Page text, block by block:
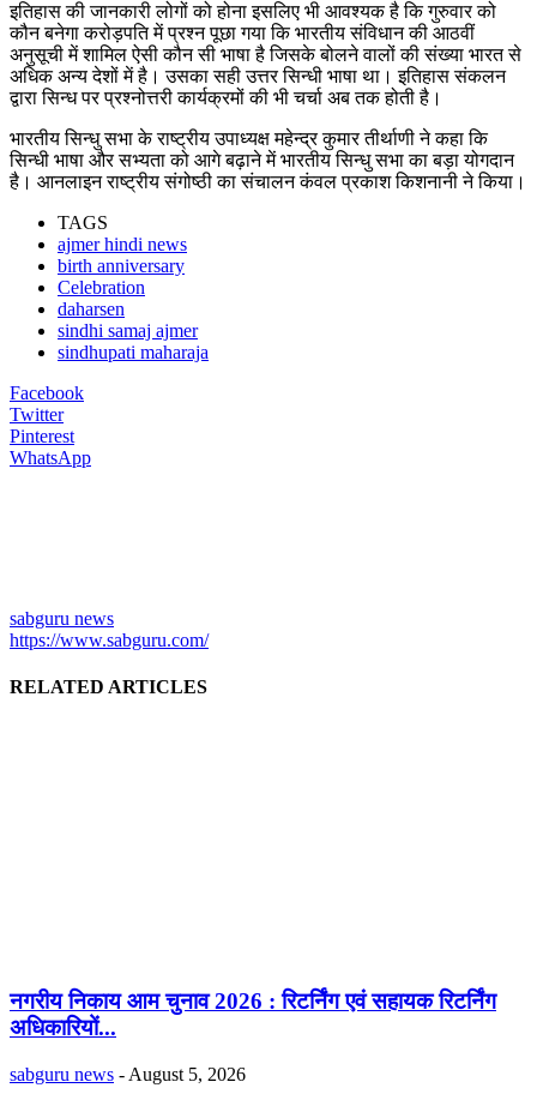
इतिहास की जानकारी लोगों को होना इसलिए भी आवश्यक है कि गुरुवार को
कौन बनेगा करोड़पति में प्रश्न पूछा गया कि भारतीय संविधान की आठवीं
अनुसूची में शामिल ऐसी कौन सी भाषा है जिसके बोलने वालों की संख्या भारत से
अधिक अन्य देशों में है। उसका सही उत्तर सिन्धी भाषा था। इतिहास संकलन
द्वारा सिन्ध पर प्रश्नोत्तरी कार्यक्रमों की भी चर्चा अब तक होती है।
भारतीय सिन्धु सभा के राष्ट्रीय उपाध्यक्ष महेन्द्र कुमार तीर्थाणी ने कहा कि
सिन्धी भाषा और सभ्यता को आगे बढ़ाने में भारतीय सिन्धु सभा का बड़ा योगदान
है। आनलाइन राष्ट्रीय संगोष्ठी का संचालन कंवल प्रकाश किशनानी ने किया।
TAGS
ajmer hindi news
birth anniversary
Celebration
daharsen
sindhi samaj ajmer
sindhupati maharaja
Facebook
Twitter
Pinterest
WhatsApp
sabguru news
https://www.sabguru.com/
RELATED ARTICLES
नगरीय निकाय आम चुनाव 2026 : रिटर्निंग एवं सहायक रिटर्निंग
अधिकारियों...
sabguru news - August 5, 2026